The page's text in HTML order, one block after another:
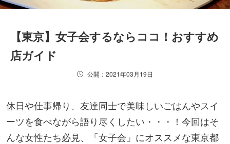
【東京】女子会するならココ！おすすめ
店ガイド
公開：2021年03月19日
休日や仕事帰り、友達同士で美味しいごはんやスイ
ーツを食べながら語り尽くしたい・・・！今回はそ
んな女性たち必見、「女子会」にオススメな東京都